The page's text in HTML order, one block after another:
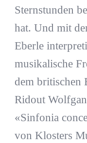
Sternstunden
hat. Und mit
Eberle
musikalische
dem britischen
Ridout
«Sinfonia
von Klosters